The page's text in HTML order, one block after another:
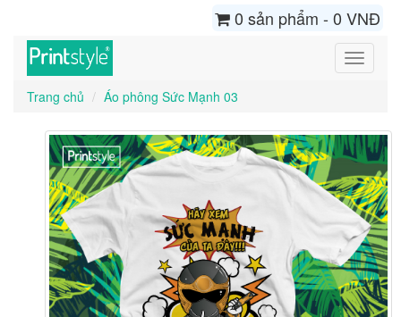
0 sản phẩm - 0 VNĐ
Toggle
Trang chủ
Áo phông Sức Mạnh 03